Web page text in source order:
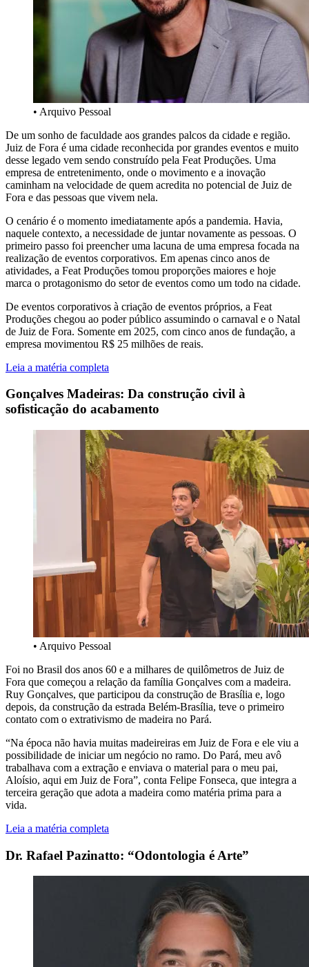
• Arquivo Pessoal
De um sonho de faculdade aos grandes palcos da cidade e região.
Juiz de Fora é uma cidade reconhecida por grandes eventos e muito
desse legado vem sendo construído pela Feat Produções. Uma
empresa de entretenimento, onde o movimento e a inovação
caminham na velocidade de quem acredita no potencial de Juiz de
Fora e das pessoas que vivem nela.
O cenário é o momento imediatamente após a pandemia. Havia,
naquele contexto, a necessidade de juntar novamente as pessoas. O
primeiro passo foi preencher uma lacuna de uma empresa focada na
realização de eventos corporativos. Em apenas cinco anos de
atividades, a Feat Produções tomou proporções maiores e hoje
marca o protagonismo do setor de eventos como um todo na cidade.
De eventos corporativos à criação de eventos próprios, a Feat
Produções chegou ao poder público assumindo o carnaval e o Natal
de Juiz de Fora. Somente em 2025, com cinco anos de fundação, a
empresa movimentou R$ 25 milhões de reais.
Leia a matéria completa
Gonçalves Madeiras: Da construção civil à
sofisticação do acabamento
• Arquivo Pessoal
Foi no Brasil dos anos 60 e a milhares de quilômetros de Juiz de
Fora que começou a relação da família Gonçalves com a madeira.
Ruy Gonçalves, que participou da construção de Brasília e, logo
depois, da construção da estrada Belém-Brasília, teve o primeiro
contato com o extrativismo de madeira no Pará.
“Na época não havia muitas madeireiras em Juiz de Fora e ele viu a
possibilidade de iniciar um negócio no ramo. Do Pará, meu avô
trabalhava com a extração e enviava o material para o meu pai,
Aloísio, aqui em Juiz de Fora”, conta Felipe Fonseca, que integra a
terceira geração que adota a madeira como matéria prima para a
vida.
Leia a matéria completa
Dr. Rafael Pazinatto: “Odontologia é Arte”